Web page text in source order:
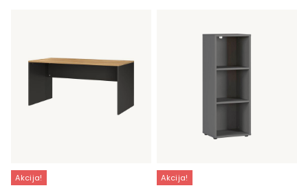
Akcija! Akcija!